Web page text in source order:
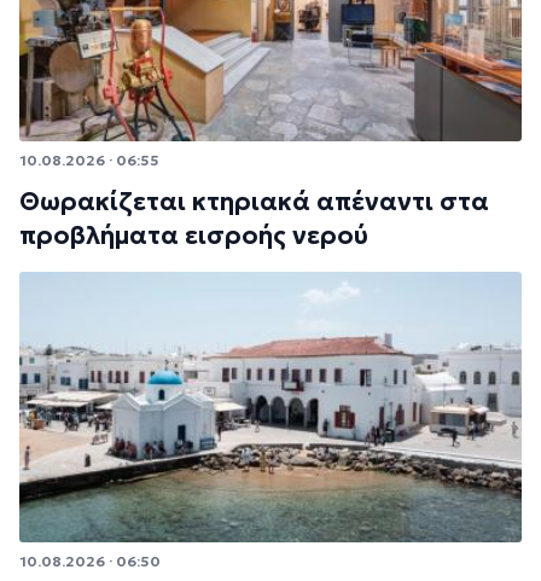
10.08.2026 · 06:55
Θωρακίζεται κτηριακά απέναντι στα
προβλήματα εισροής νερού
10.08.2026 · 06:50